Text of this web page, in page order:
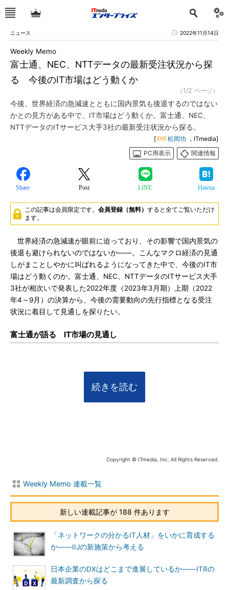
ニュース 2022年11月14日
富士通、NEC、NTTデータの最新受注状況から探
る 今後のIT市場はどう動くか
Weekly Memo
（1/2 ページ）
今後、世界経済の急減速とともに国内景気も後退するのではない
かとの見方がある中で、IT市場はどう動くか。富士通、NEC、
NTTデータのITサービス大手3社の最新受注状況から探る。
[ 松岡功 ，ITmedia]
PC用表示
関連情報
Share Post LINE Hatena
この記事は会員限定です。 会員登録（無料） すると全てご覧いただけ
ます。
世界経済の急減速が眼前に迫っており、その影響で国内景気の
後退も避けられないのではないか――。こんなマクロ経済の見通
しがまことしやかに叫ばれるようになってきた中で、今後のIT市
場はどう動くのか。富士通、NEC、NTTデータのITサービス大手
3社が相次いで発表した2022年度（2023年3月期）上期（2022
年4～9月）の決算から、今後の需要動向の先行指標となる受注
状況に着目して見通しを探りたい。
富士通が語る IT市場の見通し
続きを読む
Copyright © ITmedia, Inc. All Rights Reserved.
Weekly Memo 連載一覧
新しい連載記事が 188 件あります
「ネットワークの分かるIT人材」をいかに育成する
か――IIJの新施策から考える
日本企業のDXはどこまで進展しているか――ITRの
最新調査から探る